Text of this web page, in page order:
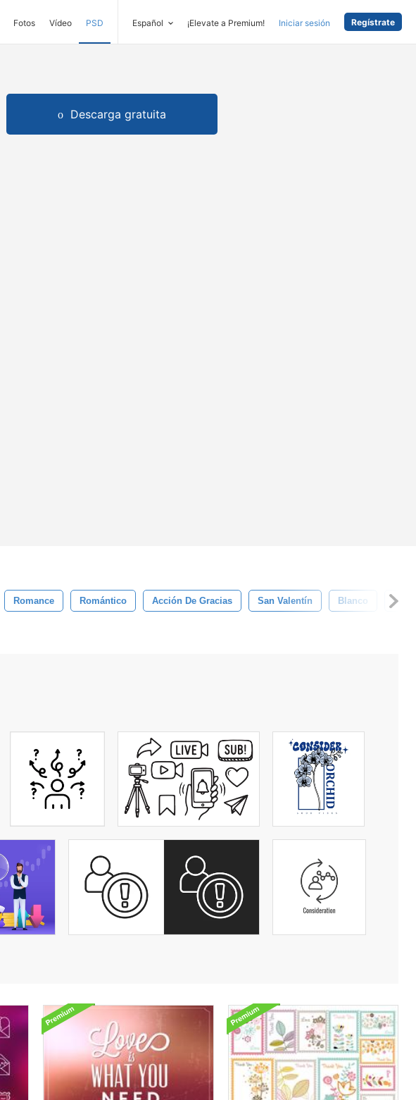
Fotos Vídeo PSD Español ¡Elevate a Premium! Iniciar sesión Regístrate
Descarga gratuita
Romance Romántico Acción De Gracias San Valentín Blanco